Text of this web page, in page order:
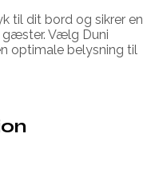
til dit bord og sikrer en
Vælg Duni
optimale belysning til